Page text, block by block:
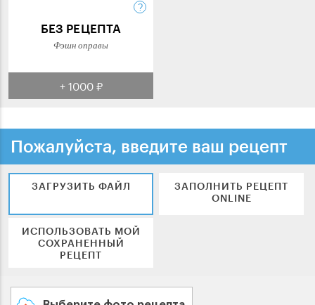
БЕЗ РЕЦЕПТА
Фэшн оправы
+ 1000 ₽
Пожалуйста, введите ваш рецепт
ЗАГРУЗИТЬ ФАЙЛ
ЗАПОЛНИТЬ РЕЦЕПТ
ONLINE
ИСПОЛЬЗОВАТЬ МОЙ
СОХРАНЕННЫЙ
РЕЦЕПТ